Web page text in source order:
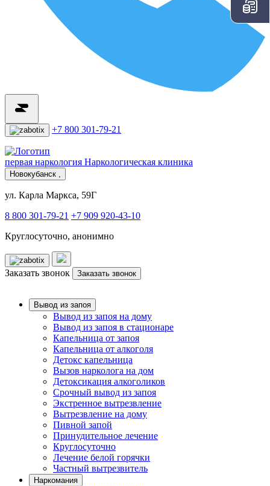
+7 800 301-79-21
первая наркология Наркологическая клиника
Новокубанск ,
ул. Карла Маркса, 59Г
8 800 301-79-21 +7 909 920-43-10
Круглосуточно, анонимно
Заказать звонок Заказать звонок
Вывод из запоя
Вывод из запоя на дому
Вывод из запоя в стационаре
Капельница от запоя
Капельница от алкоголя
Детокс капельница
Вызов нарколога на дом
Детоксикация алкоголиков
Срочный вывод из запоя
Экстренное вытрезвление
Вытрезвление на дому
Пивной запой
Принудительное лечение
Круглосуточно
Лечение белой горячки
Частный вытрезвитель
Наркомания